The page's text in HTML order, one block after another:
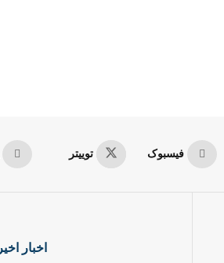
فیسبوک توییتر
اخبار اخیر